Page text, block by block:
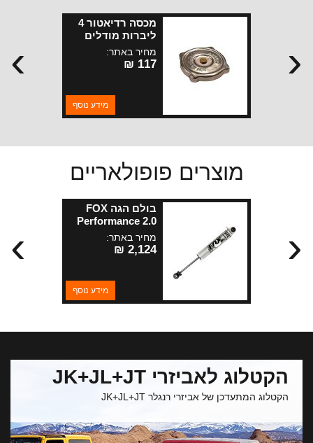
מכסה רדיאטור 4
ליברות מודלים
ישנים MB-CJ3A-
CJ3B
מחיר באתר:
117 ₪
מידע נוסף
› ‹
מוצרים פופולאריים
בולם הגה FOX
Performance 2.0
לרנגלר JK
מחיר באתר:
2,124 ₪
מידע נוסף
› ‹
הקטלוג לאביזרי JK+JL+JT
הקטלוג המתעדכן של אביזרי רנגלר JK+JL+JT